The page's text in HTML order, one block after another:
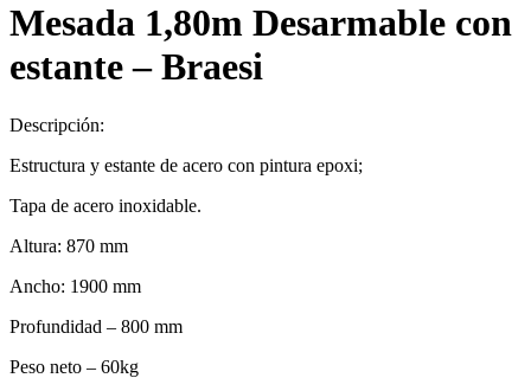
Mesada 1,80m Desarmable con
estante – Braesi
Descripción:
Estructura y estante de acero con pintura epoxi;
Tapa de acero inoxidable.
Altura: 870 mm
Ancho: 1900 mm
Profundidad – 800 mm
Peso neto – 60kg